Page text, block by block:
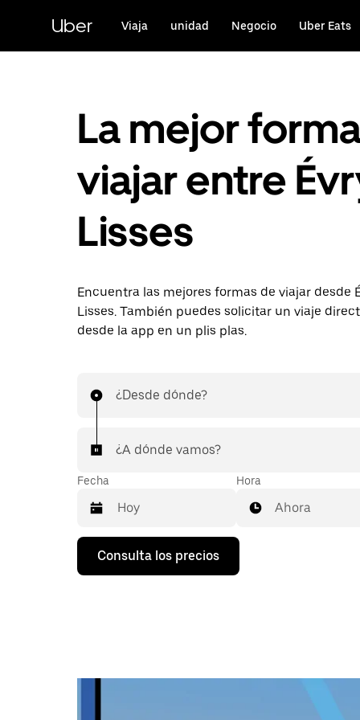
contenido
principal
Uber Viaja unidad Negocio Uber Eats
La mejor
viajar entre
Lisses
Encuentra las mejores formas de viajar desde
Lisses. También puedes solicitar un viaje
desde la app en un plis plas.
¿Desde dónde?
¿A dónde vamos?
Fecha
Pulsa
flecha
y
Hora
Ahora
Consulta los precios